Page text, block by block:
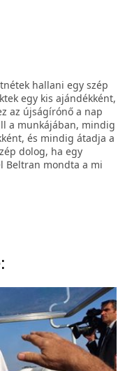
hallani egy szép
egy kis ajándékként,
az újságírónő a nap
a munkájában, mindig
és mindig átadja a
dolog, ha egy
Beltran mondta a mi